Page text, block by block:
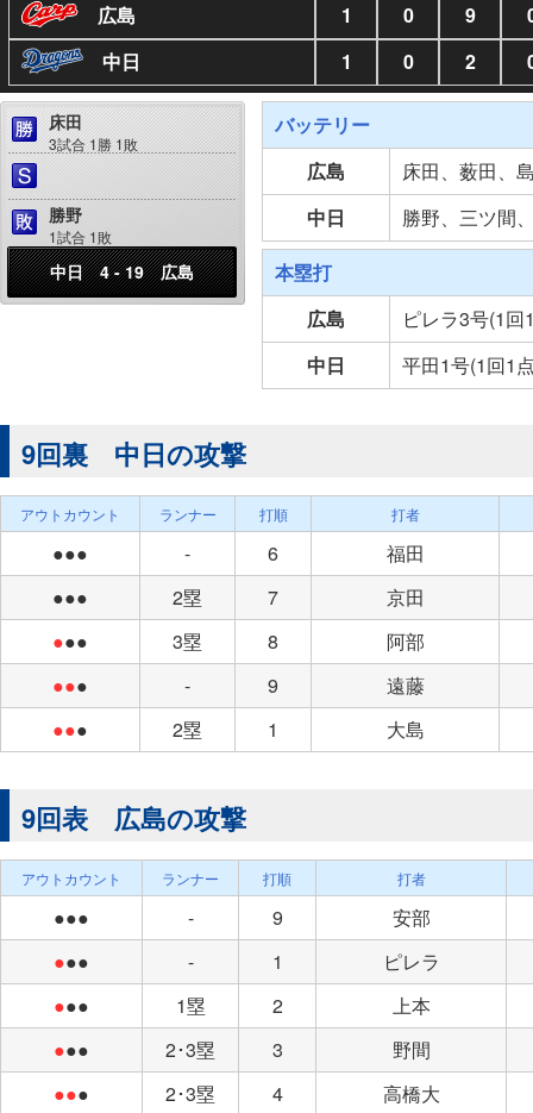
広島
1 0 9
中日
1 0 2
床田
3試合 1勝 1敗
勝野
1試合 1敗
中日 4 - 19 広島
バッテリー
広島
床田、薮田、
中日
勝野、三ツ間
本塁打
広島
ピレラ3号(1回
中日
平田1号(1回1
9回裏 中日の攻撃
アウトカウント ランナー 打順 打者
●●● - 6
福田
●●●
2塁 7
京田
●●● 3塁 8
阿部
●●● - 9
遠藤
●●● 2塁 1 大島
9回表 広島の攻撃
アウトカウント ランナー 打順 打者
●●● - 9
安部
●●● - 1
ピレラ
●●● 1塁 2
上本
●●● 2･3塁 3
野間
●●● 2･3塁 4 高橋大